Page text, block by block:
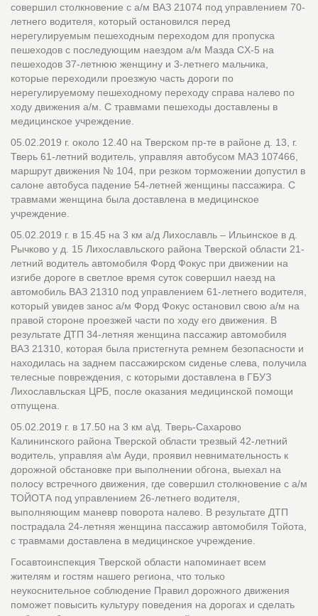
совершил столкновение с а/м ВАЗ 21074 под управлением 70-
летнего водителя, который остановился перед
нерегулируемым пешеходным переходом для пропуска
пешеходов с последующим наездом а/м Мазда CX-5 на
пешеходов 37-летнюю женщину и 3-летнего мальчика,
которые переходили проезжую часть дороги по
нерегулируемому пешеходному переходу справа налево по
ходу движения а/м. С травмами пешеходы доставлены в
медицинское учреждение.
05.02.2019 г. около 12.40 на Тверском пр-те в районе д. 13, г.
Тверь 61-летний водитель, управляя автобусом МАЗ 107466,
маршрут движения № 104, при резком торможении допустил в
салоне автобуса падение 54-летней женщины пассажира. С
травмами женщина была доставлена в медицинское
учреждение.
05.02.2019 г. в 15.45 на 3 км а/д Лихославль – Ильинское в д.
Рычково у д. 15 Лихославльского района Тверской области 21-
летний водитель автомобиля Форд Фокус при движении на
изгибе дороге в светлое время суток совершил наезд на
автомобиль ВАЗ 21310 под управлением 61-летнего водителя,
который увидев занос а/м Форд Фокус остановил свою а/м на
правой стороне проезжей части по ходу его движения. В
результате ДТП 34-летняя женщина пассажир автомобиля
ВАЗ 21310, которая была пристегнута ремнем безопасности и
находилась на заднем пассажирском сиденье слева, получила
телесные повреждения, с которыми доставлена в ГБУЗ
Лихославльская ЦРБ, после оказания медицинской помощи
отпущена.
05.02.2019 г. в 17.50 на 3 км а\д. Тверь-Сахарово
Калининского района Тверской области трезвый 42-летний
водитель, управляя а\м Ауди, проявил невнимательность к
дорожной обстановке при выполнении обгона, выехал на
полосу встречного движения, где совершил столкновение с а/м
ТОЙОТА под управлением 26-летнего водителя,
выполняющим маневр поворота налево. В результате ДТП
пострадала 24-летняя женщина пассажир автомобиля Тойота,
с травмами доставлена в медицинское учреждение.
Госавтоинспекция Тверской области напоминает всем
жителям и гостям нашего региона, что только
неукоснительное соблюдение Правил дорожного движения
поможет повысить культуру поведения на дорогах и сделать